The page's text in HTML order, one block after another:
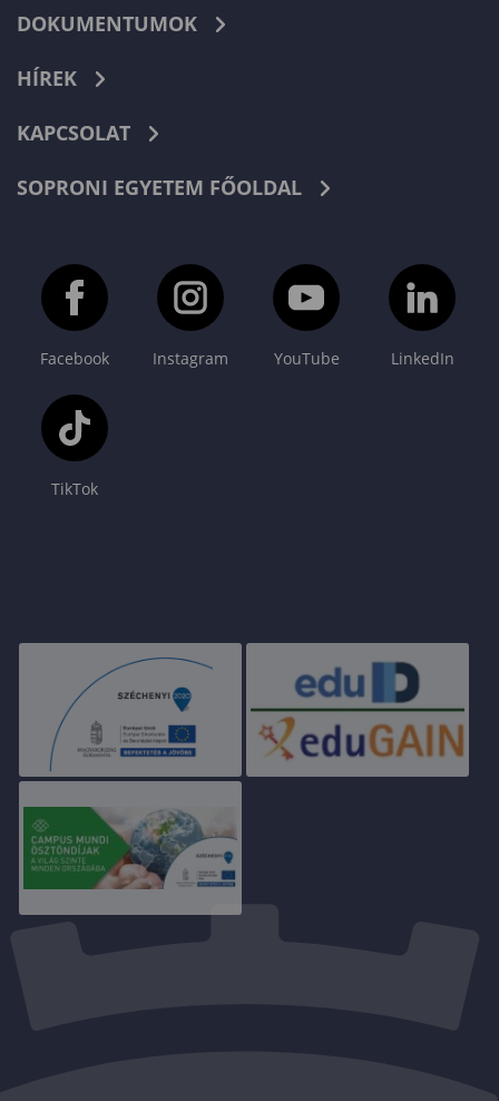
DOKUMENTUMOK
HÍREK
KAPCSOLAT
SOPRONI EGYETEM FŐOLDAL
Facebook Instagram YouTube LinkedIn
TikTok